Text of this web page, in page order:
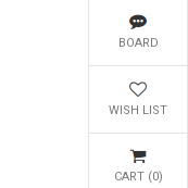
BOARD
WISH LIST
CART (0)